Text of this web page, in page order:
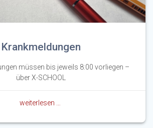
Krankmeldungen
müssen bis jeweils 8:00 vorliegen –
über X-SCHOOL
weiterlesen …